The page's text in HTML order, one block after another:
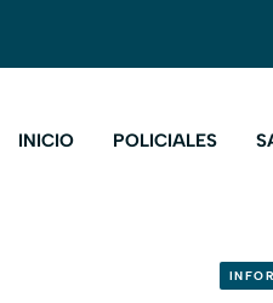
INICIO POLICIALES